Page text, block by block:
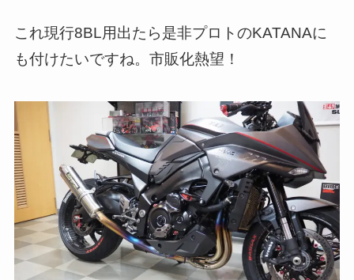
これ現行8BL用出たら是非プロトのKATANAに
も付けたいですね。市販化熱望！